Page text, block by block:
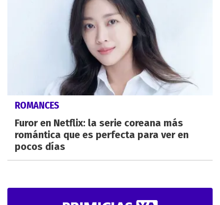
ROMANCES
Furor en Netflix: la serie coreana más
romántica que es perfecta para ver en
pocos días